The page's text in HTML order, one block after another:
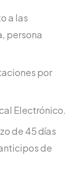
a las
persona
por
Electrónico.
de 45 días
de